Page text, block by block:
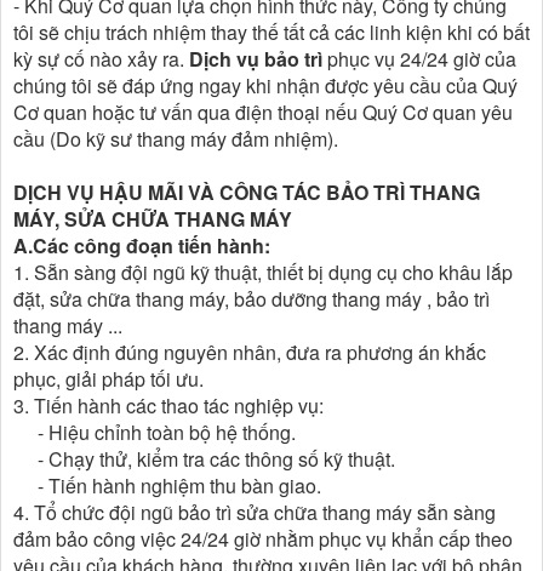
- Khi Quý Cơ quan lựa chọn hình thức này, Công ty chúng
tôi sẽ chịu trách nhiệm thay thế tất cả các linh kiện khi có bất
kỳ sự cố nào xảy ra. Dịch vụ bảo trìphục vụ 24/24 giờ của
chúng tôi sẽ đáp ứng ngay khi nhận được yêu cầu của Quý
Cơ quan hoặc tư vấn qua điện thoại nếu Quý Cơ quan yêu
cầu (Do kỹ sư thang máy đảm nhiệm).
DỊCH VỤ HẬU MÃI VÀ CÔNG TÁC BẢO TRÌ THANG
MÁY, SỬA CHỮA THANG MÁY
A.Các công đoạn tiến hành:
1. Sẵn sàng đội ngũ kỹ thuật, thiết bị dụng cụ cho khâu lắp
đặt, sửa chữa thang máy, bảo dưỡng thang máy , bảo trì
thang máy ...
2. Xác định đúng nguyên nhân, đưa ra phương án khắc
phục, giải pháp tối ưu.
3. Tiến hành các thao tác nghiệp vụ:
- Hiệu chỉnh toàn bộ hệ thống.
- Chạy thử, kiểm tra các thông số kỹ thuật.
- Tiến hành nghiệm thu bàn giao.
4. Tổ chức đội ngũ bảo trì sửa chữa thang máy sẵn sàng
đảm bảo công việc 24/24 giờ nhằm phục vụ khẩn cấp theo